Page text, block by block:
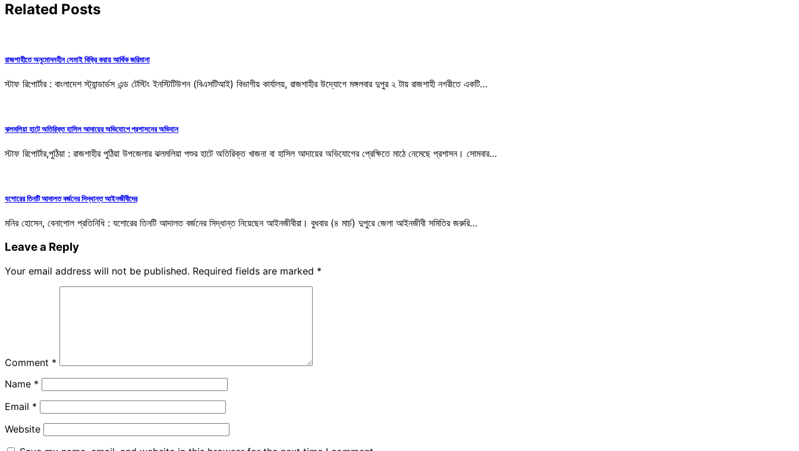
Related Posts
রাজশাহীতে অনুমোদনহীন সেমাই বিক্রি করায় আর্থিক জরিমানা
স্টাফ রিপোর্টার : বাংলাদেশ স্ট্যান্ডার্ডস এন্ড টেস্টিং ইনস্টিটিউশন (বিএসটিআই) বিভাগীয় কার্যালয়, রাজশাহীর উদ্যোগে মঙ্গলবার দুপুর ২ টায় রাজশাহী নগরীতে একটি…
ঝলমলিয়া হাটে অতিরিক্ত হাসিল আদায়ের অভিযোগে প্রশাসনের অভিযান
স্টাফ রিপোর্টার,পুঠিয়া : রাজশাহীর পুঠিয়া উপজেলার ঝলমলিয়া পশুর হাটে অতিরিক্ত খাজনা বা হাসিল আদায়ের অভিযোগের প্রেক্ষিতে মাঠে নেমেছে প্রশাসন। সোমবার…
যশোরের তিনটি আদালত বর্জনের সিদ্ধান্ত আইনজীবীদের
মনির হোসেন, বেনাপোল প্রতিনিধি : যশোরের তিনটি আদালত বর্জনের সিদ্ধান্ত নিয়েছেন আইনজীবীরা। বুধবার (৪ মার্চ) দুপুরে জেলা আইনজীবী সমিতির জরুরি…
Leave a Reply
Your email address will not be published. Required fields are marked *
Comment *
Name *
Email *
Website